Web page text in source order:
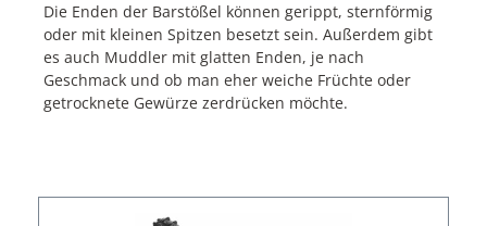
Die Enden der Barstößel können gerippt, sternförmig
oder mit kleinen Spitzen besetzt sein. Außerdem gibt
es auch Muddler mit glatten Enden, je nach
Geschmack und ob man eher weiche Früchte oder
getrocknete Gewürze zerdrücken möchte.